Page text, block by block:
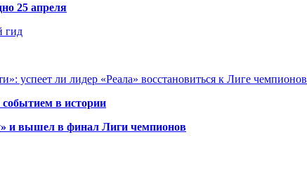
25 апреля
гид
успеет ли лидер «Реала» восстановиться к Лиге чемпионов
в истории
и вышел в финал Лиги чемпионов